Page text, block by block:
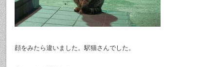
顔をみたら違いました。駅猫さんでした。